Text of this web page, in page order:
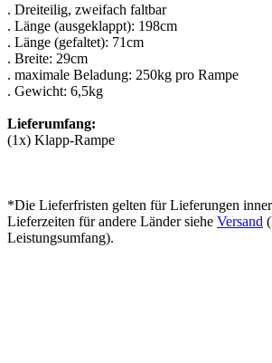
. Dreiteilig, zweifach faltbar
. Länge (ausgeklappt): 198cm
. Länge (gefaltet): 71cm
. Breite: 29cm
. maximale Beladung: 250kg pro Rampe
. Gewicht: 6,5kg
Lieferumfang:
(1x) Klapp-Rampe
*Die Lieferfristen gelten für Lieferungen
Lieferzeiten für andere Länder siehe Versand
Leistungsumfang).